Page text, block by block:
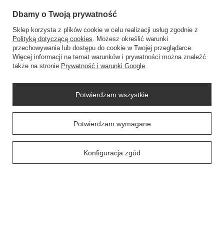
SZYBKI KONTAKT
sklep@swiat-sprzatania.pl
INFORMACJE
Dbamy o Twoją prywatność
Sklep korzysta z plików cookie w celu realizacji usług zgodnie z
Polityką dotyczącą cookies. Możesz określić warunki
przechowywania lub dostępu do cookie w Twojej przeglądarce.
Więcej informacji na temat warunków i prywatności można znaleźć
także na stronie Prywatność i warunki Google.
Potwierdzam wymagane
Konfiguracja zgód
Potwierdzam wszystkie